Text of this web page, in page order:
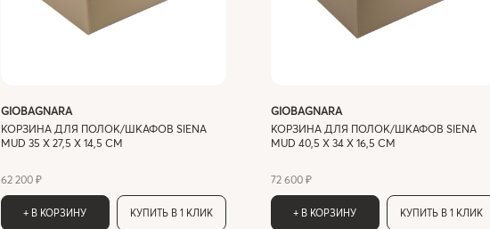
GIOBAGNARA
КОРЗИНА ДЛЯ ПОЛОК/ШКАФОВ SIENA
MUD 35 X 27,5 X 14,5 СМ
62 200 ₽
+ В КОРЗИНУ КУПИТЬ В 1 КЛИК
GIOBAGNARA
КОРЗИНА ДЛЯ ПОЛОК/ШКАФОВ SIENA
MUD 40,5 X 34 X 16,5 СМ
72 600 ₽
+ В КОРЗИНУ КУПИТЬ В 1 КЛИК